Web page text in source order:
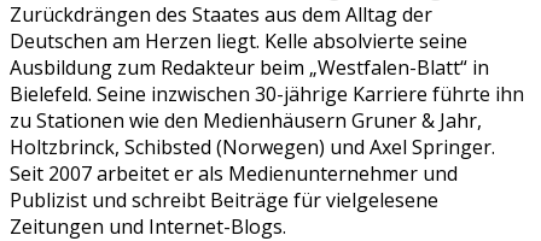
Zurückdrängen des Staates aus dem Alltag der
Deutschen am Herzen liegt. Kelle absolvierte seine
Ausbildung zum Redakteur beim „Westfalen-Blatt“ in
Bielefeld. Seine inzwischen 30-jährige Karriere führte ihn
zu Stationen wie den Medienhäusern Gruner & Jahr,
Holtzbrinck, Schibsted (Norwegen) und Axel Springer.
Seit 2007 arbeitet er als Medienunternehmer und
Publizist und schreibt Beiträge für vielgelesene
Zeitungen und Internet-Blogs.